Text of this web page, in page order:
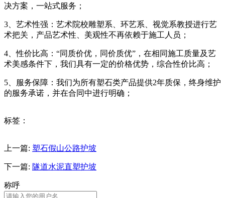
决方案，一站式服务；
3、艺术性强：艺术院校雕塑系、环艺系、视觉系教授进行艺
术把关，产品艺术性、美观性不再依赖于施工人员；
4、性价比高：“同质价优，同价质优”，在相同施工质量及艺
术美感条件下，我们具有一定的价格优势，综合性价比高；
5、服务保障：我们为所有塑石类产品提供2年质保，终身维护
的服务承诺，并在合同中进行明确；
标签：
上一篇: 塑石假山公路护坡
下一篇: 隧道水泥直塑护坡
称呼